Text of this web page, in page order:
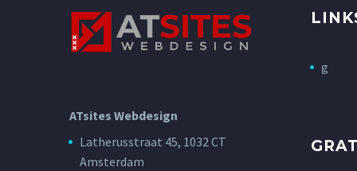
ATsites Webdesign
Latherusstraat 45, 1032 CT
Amsterdam
g